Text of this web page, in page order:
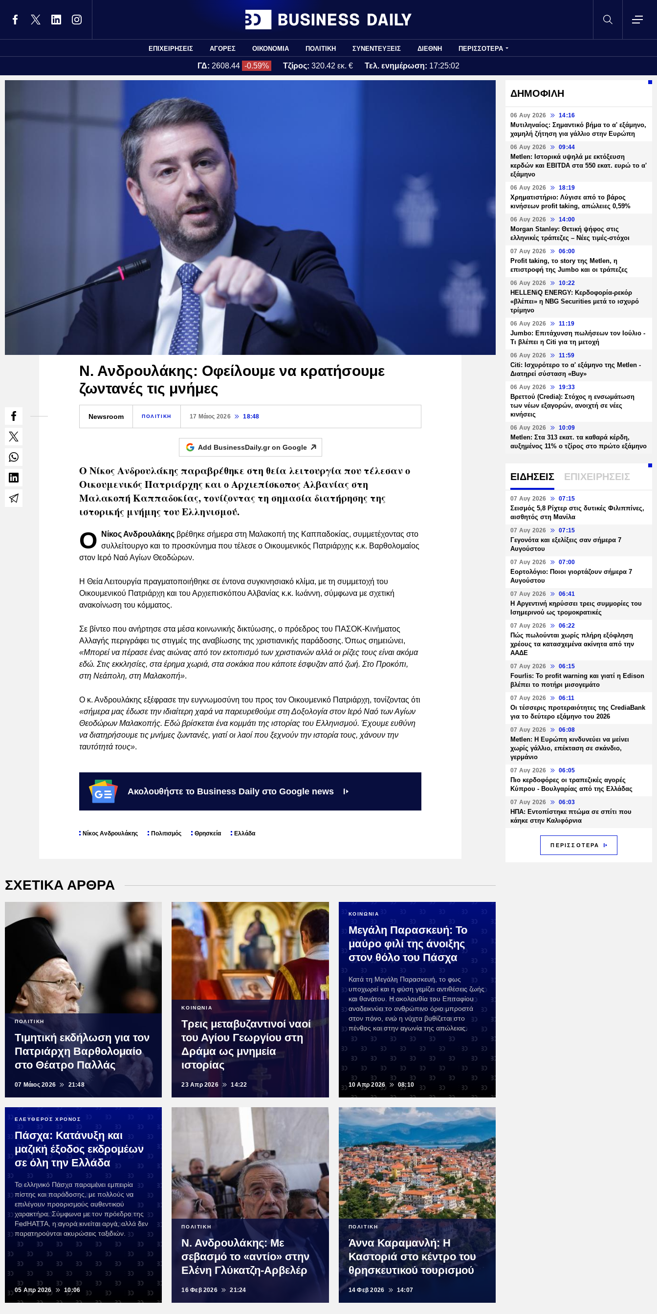
ΕΠΙΧΕΙΡΗΣΕΙΣ ΑΓΟΡΕΣ ΟΙΚΟΝΟΜΙΑ ΠΟΛΙΤΙΚΗ ΣΥΝΕΝΤΕΥΞΕΙΣ ΔΙΕΘΝΗ ΠΕΡΙΣΣΟΤΕΡΑ
ΓΔ: 2608.44 -0.59% Τζίρος: 320.42 εκ. € Τελ. ενημέρωση: 17:25:02
Ν. Ανδρουλάκης: Οφείλουμε να κρατήσουμε
ζωντανές τις μνήμες
Newsroom ΠΟΛΙΤΙΚΗ 17 Μάιος 2026 18:48
Add BusinessDaily.gr on Google
Ο Νίκος Ανδρουλάκης παραβρέθηκε στη θεία λειτουργία που τέλεσαν ο
Οικουμενικός Πατριάρχης και ο Αρχιεπίσκοπος Αλβανίας στη
Μαλακοπή Καππαδοκίας, τονίζοντας τη σημασία διατήρησης της
ιστορικής μνήμης του Ελληνισμού.
Ο Νίκος Ανδρουλάκης βρέθηκε σήμερα στη Μαλακοπή της Καππαδοκίας, συμμετέχοντας στο
συλλείτουργο και το προσκύνημα που τέλεσε ο Οικουμενικός Πατριάρχης κ.κ. Βαρθολομαίος
στον Ιερό Ναό Αγίων Θεοδώρων.
Η Θεία Λειτουργία πραγματοποιήθηκε σε έντονα συγκινησιακό κλίμα, με τη συμμετοχή του
Οικουμενικού Πατριάρχη και του Αρχιεπισκόπου Αλβανίας κ.κ. Ιωάννη, σύμφωνα με σχετική
ανακοίνωση του κόμματος.
Σε βίντεο που ανήρτησε στα μέσα κοινωνικής δικτύωσης, ο πρόεδρος του ΠΑΣΟΚ-Κινήματος
Αλλαγής περιγράφει τις στιγμές της αναβίωσης της χριστιανικής παράδοσης. Όπως σημειώνει,
«Μπορεί να πέρασε ένας αιώνας από τον εκτοπισμό των χριστιανών αλλά οι ρίζες τους είναι ακόμα
εδώ. Στις εκκλησίες, στα έρημα χωριά, στα σοκάκια που κάποτε έσφυζαν από ζωή. Στο Προκόπι,
στη Νεάπολη, στη Μαλακοπή».
Ο κ. Ανδρουλάκης εξέφρασε την ευγνωμοσύνη του προς τον Οικουμενικό Πατριάρχη, τονίζοντας ότι
«σήμερα μας έδωσε την ιδιαίτερη χαρά να παρευρεθούμε στη Δοξολογία στον Ιερό Ναό των Αγίων
Θεοδώρων Μαλακοπής. Εδώ βρίσκεται ένα κομμάτι της ιστορίας του Ελληνισμού. Έχουμε ευθύνη
να διατηρήσουμε τις μνήμες ζωντανές, γιατί οι λαοί που ξεχνούν την ιστορία τους, χάνουν την
ταυτότητά τους».
Ακολουθήστε το Business Daily στο Google news
Νίκος Ανδρουλάκης Πολιτισμός Θρησκεία Ελλάδα
ΣΧΕΤΙΚΑ ΑΡΘΡΑ
ΠΟΛΙΤΙΚΗ
Τιμητική εκδήλωση για τον
Πατριάρχη Βαρθολομαίο
στο Θέατρο Παλλάς
07 Μάιος 2026 21:48
ΚΟΙΝΩΝΙΑ
Τρεις μεταβυζαντινοί ναοί
του Αγίου Γεωργίου στη
Δράμα ως μνημεία
ιστορίας
23 Απρ 2026 14:22
ΚΟΙΝΩΝΙΑ
Μεγάλη Παρασκευή: Το
μαύρο φιλί της άνοιξης
στον θόλο του Πάσχα
Κατά τη Μεγάλη Παρασκευή, το φως
υποχωρεί και η φύση γεμίζει αντιθέσεις ζωής
και θανάτου. Η ακολουθία του Επιταφίου
αναδεικνύει το ανθρώπινο όριο μπροστά
στον πόνο, ενώ η νύχτα βυθίζεται στο
πένθος και στην αγωνία της απώλειας.
10 Απρ 2026 08:10
ΕΛΕΥΘΕΡΟΣ ΧΡΟΝΟΣ
Πάσχα: Κατάνυξη και
μαζική έξοδος εκδρομέων
σε όλη την Ελλάδα
Το ελληνικό Πάσχα παραμένει εμπειρία
πίστης και παράδοσης, με πολλούς να
επιλέγουν προορισμούς αυθεντικού
χαρακτήρα. Σύμφωνα με τον πρόεδρο της
FedHATTA, η αγορά κινείται αργά, αλλά δεν
παρατηρούνται ακυρώσεις ταξιδιών.
05 Απρ 2026 10:06
ΠΟΛΙΤΙΚΗ
Ν. Ανδρουλάκης: Με
σεβασμό το «αντίο» στην
Ελένη Γλύκατζη-Αρβελέρ
16 Φεβ 2026 21:24
ΠΟΛΙΤΙΚΗ
Άννα Καραμανλή: Η
Καστοριά στο κέντρο του
θρησκευτικού τουρισμού
14 Φεβ 2026 14:07
ΔΗΜΟΦΙΛΗ
06 Αυγ 2026 14:16
Μυτιληναίος: Σημαντικό βήμα το α' εξάμηνο,
χαμηλή ζήτηση για γάλλιο στην Ευρώπη
06 Αυγ 2026 09:44
Metlen: Ιστορικά υψηλά με εκτόξευση
κερδών και EBITDA στα 550 εκατ. ευρώ το α'
εξάμηνο
06 Αυγ 2026 18:19
Χρηματιστήριο: Λύγισε από το βάρος
κινήσεων profit taking, απώλειες 0,59%
06 Αυγ 2026 14:00
Morgan Stanley: Θετική ψήφος στις
ελληνικές τράπεζες – Νέες τιμές-στόχοι
07 Αυγ 2026 06:00
Profit taking, το story της Metlen, η
επιστροφή της Jumbo και οι τράπεζες
06 Αυγ 2026 10:22
HELLENiQ ENERGY: Κερδοφορία-ρεκόρ
«βλέπει» η NBG Securities μετά το ισχυρό
τρίμηνο
06 Αυγ 2026 11:19
Jumbo: Επιτάχυνση πωλήσεων τον Ιούλιο -
Τι βλέπει η Citi για τη μετοχή
06 Αυγ 2026 11:59
Citi: Ισχυρότερο το α' εξάμηνο της Metlen -
Διατηρεί σύσταση «Buy»
06 Αυγ 2026 19:33
Βρεττού (Credia): Στόχος η ενσωμάτωση
των νέων εξαγορών, ανοιχτή σε νέες
κινήσεις
06 Αυγ 2026 10:09
Metlen: Στα 313 εκατ. τα καθαρά κέρδη,
αυξημένος 11% ο τζίρος στο πρώτο εξάμηνο
ΕΙΔΗΣΕΙΣ ΕΠΙΧΕΙΡΗΣΕΙΣ
07 Αυγ 2026 07:15
Σεισμός 5,8 Ρίχτερ στις δυτικές Φιλιππίνες,
αισθητός στη Μανίλα
07 Αυγ 2026 07:15
Γεγονότα και εξελίξεις σαν σήμερα 7
Αυγούστου
07 Αυγ 2026 07:00
Εορτολόγιο: Ποιοι γιορτάζουν σήμερα 7
Αυγούστου
07 Αυγ 2026 06:41
Η Αργεντινή κηρύσσει τρεις συμμορίες του
Ισημερινού ως τρομοκρατικές
07 Αυγ 2026 06:22
Πώς πωλούνται χωρίς πλήρη εξόφληση
χρέους τα κατασχεμένα ακίνητα από την
ΑΑΔΕ
07 Αυγ 2026 06:15
Fourlis: Το profit warning και γιατί η Edison
βλέπει το ποτήρι μισογεμάτο
07 Αυγ 2026 06:11
Οι τέσσερις προτεραιότητες της CrediaBank
για το δεύτερο εξάμηνο του 2026
07 Αυγ 2026 06:08
Metlen: Η Ευρώπη κινδυνεύει να μείνει
χωρίς γάλλιο, επέκταση σε σκάνδιο,
γερμάνιο
07 Αυγ 2026 06:05
Πιο κερδοφόρες οι τραπεζικές αγορές
Κύπρου - Βουλγαρίας από της Ελλάδας
07 Αυγ 2026 06:03
ΗΠΑ: Εντοπίστηκε πτώμα σε σπίτι που
κάηκε στην Καλιφόρνια
ΠΕΡΙΣΣΟΤΕΡΑ